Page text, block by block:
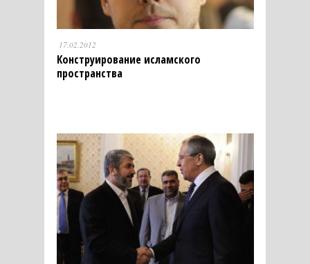
17.02.2012
Конструирование исламского
пространства